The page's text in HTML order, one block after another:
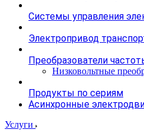
Системы управления
Электропривод
Преобразователи
Низковольтные
Продукты по сериям
Асинхронные
Услуги